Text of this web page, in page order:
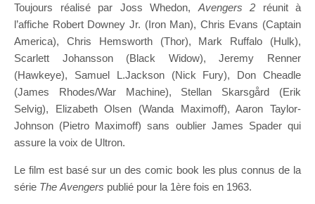
Toujours réalisé par Joss Whedon, Avengers 2 réunit à
l’affiche Robert Downey Jr. (Iron Man), Chris Evans (Captain
America), Chris Hemsworth (Thor), Mark Ruffalo (Hulk),
Scarlett Johansson (Black Widow), Jeremy Renner
(Hawkeye), Samuel L.Jackson (Nick Fury), Don Cheadle
(James Rhodes/War Machine), Stellan Skarsgård (Erik
Selvig), Elizabeth Olsen (Wanda Maximoff), Aaron Taylor-
Johnson (Pietro Maximoff) sans oublier James Spader qui
assure la voix de Ultron.
Le film est basé sur un des comic book les plus connus de la
série The Avengers publié pour la 1ère fois en 1963.